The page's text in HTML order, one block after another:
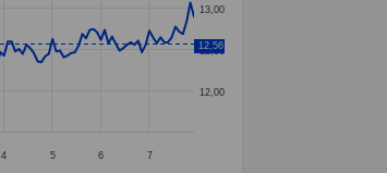
4 5 6 7
12,00
12,50
13,00
12,56